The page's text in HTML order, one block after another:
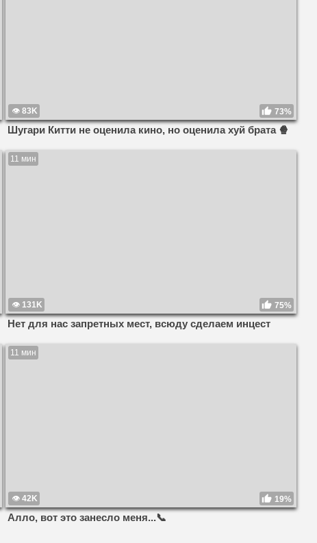
83K 73%
Шугари Китти не оценила кино, но оценила хуй брата 🍿
11 мин
131K 75%
Нет для нас запретных мест, всюду сделаем инцест
11 мин
42K 19%
Алло, вот это занесло меня...📞